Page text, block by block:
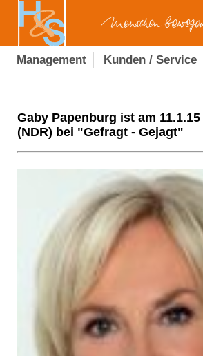
Management Kunden / Service
Gaby Papenburg ist am 11.1.15
(NDR) bei "Gefragt - Gejagt"